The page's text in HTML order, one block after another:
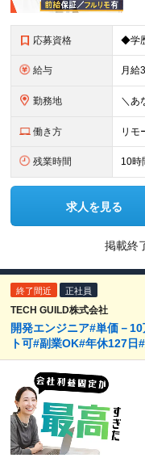
応募資格
給与
勤務地
働き方 リモ
残業時間 10時
求人を見る
掲載終
終了間近 正社員
TECH GUILD株式会社
開発エンジニア#単価－
ト可#副業OK#年休127日